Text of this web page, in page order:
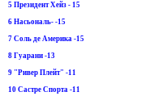
5 Президент Хейз - 15
6 Насьональ- -15
7 Соль де Америка -15
8 Гуарани -13
9 "Ривер Плейт" -11
10 Састре Спорта -11